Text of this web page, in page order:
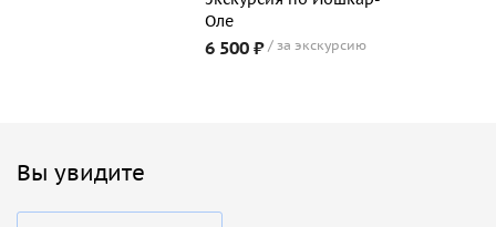
Оле
6 500 ₽ за экскурсию
Вы увидите